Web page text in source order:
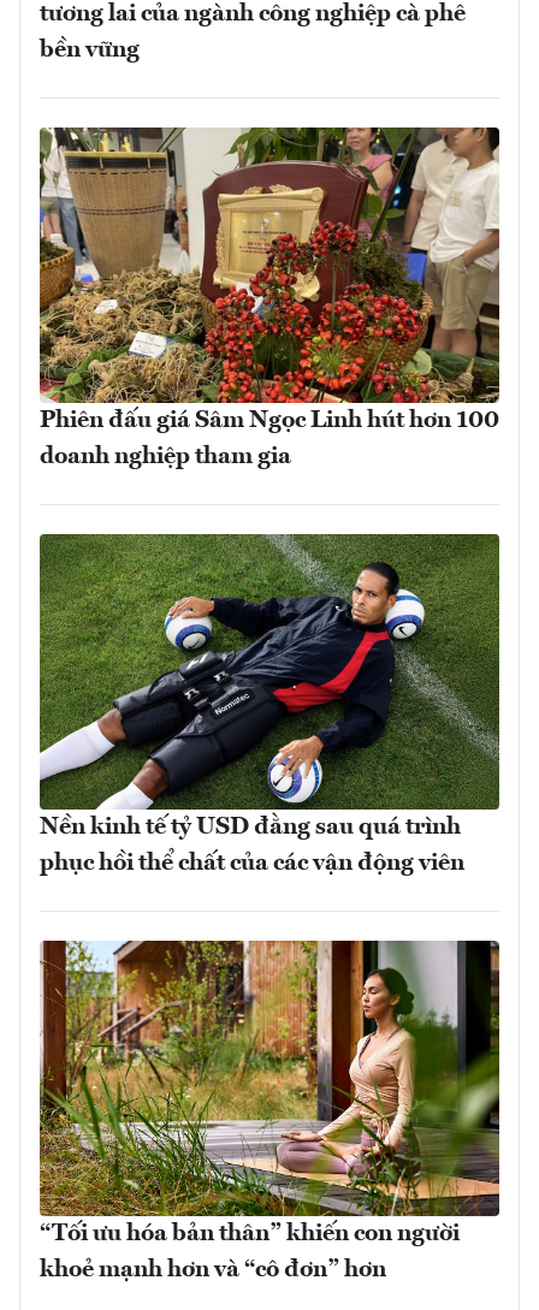
tương lai của ngành công nghiệp cà phê
bền vững
Phiên đấu giá Sâm Ngọc Linh hút hơn 100
doanh nghiệp tham gia
Nền kinh tế tỷ USD đằng sau quá trình
phục hồi thể chất của các vận động viên
“Tối ưu hóa bản thân” khiến con người
khoẻ mạnh hơn và “cô đơn” hơn